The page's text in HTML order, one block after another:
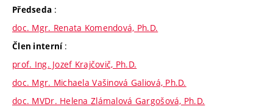
Předseda :
doc. Mgr. Renata Komendová, Ph.D.
Člen interní :
prof. Ing. Jozef Krajčovič, Ph.D.
doc. Mgr. Michaela Vašinová Galiová, Ph.D.
doc. MVDr. Helena Zlámalová Gargošová, Ph.D.